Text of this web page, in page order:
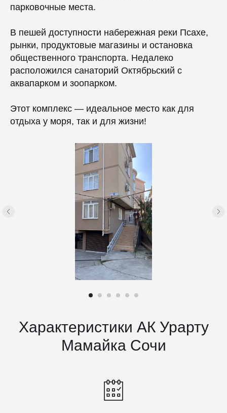
парковочные места.
В пешей доступности набережная реки Псахе,
рынки, продуктовые магазины и остановка
общественного транспорта. Недалеко
расположился санаторий Октябрьский с
аквапарком и зоопарком.
Этот комплекс — идеальное место как для
отдыха у моря, так и для жизни!
Характеристики АК Урарту
Мамайка Сочи